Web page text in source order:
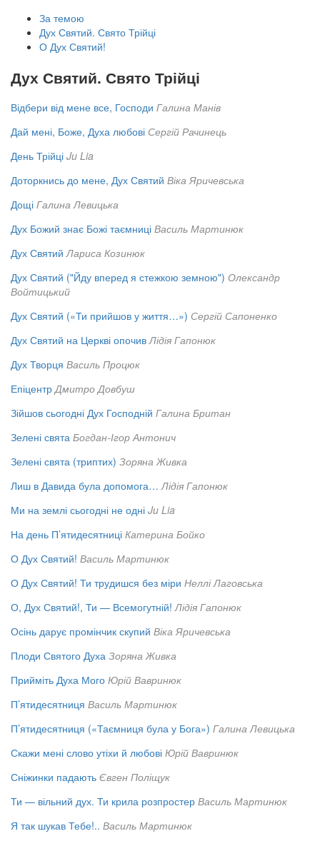
За темою
Дух Святий. Свято Трійці
О Дух Святий!
Дух Святий. Свято Трійці
Відбери від мене все, Господи Галина Манів
Дай мені, Боже, Духа любові Сергій Рачинець
День Трійці Ju Lia
Доторкнись до мене, Дух Святий Віка Яричевська
Дощі Галина Левицька
Дух Божий знає Божі таємниці Василь Мартинюк
Дух Святий Лариса Козинюк
Дух Святий ("Йду вперед я стежкою земною") Олександр
Войтицький
Дух Святий («Ти прийшов у життя…») Сергій Сапоненко
Дух Святий на Церкві опочив Лідія Гапонюк
Дух Творця Василь Процюк
Епіцентр Дмитро Довбуш
Зійшов сьогодні Дух Господній Галина Британ
Зелені свята Богдан-Ігор Антонич
Зелені свята (триптих) Зоряна Живка
Лиш в Давида була допомога… Лідія Гапонюк
Ми на землі сьогодні не одні Ju Lia
На день П’ятидесятниці Катерина Бойко
О Дух Святий! Василь Мартинюк
О Дух Святий! Ти трудишся без міри Неллі Лаговська
О, Дух Святий!, Ти — Всемогутній! Лідія Гапонюк
Осінь дарує промінчик скупий Віка Яричевська
Плоди Святого Духа Зоряна Живка
Прийміть Духа Мого Юрій Вавринюк
П’ятидесятниця Василь Мартинюк
П’ятидесятниця («Таємниця була у Бога») Галина Левицька
Скажи мені слово утіхи й любові Юрій Вавринюк
Сніжинки падають Євген Поліщук
Ти — вільний дух. Ти крила розпростер Василь Мартинюк
Я так шукав Тебе!.. Василь Мартинюк